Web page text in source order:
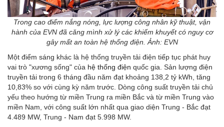
Trong cao điểm nắng nóng, lực lượng công nhân kỹ thuật, vận
hành của EVN đã căng mình xử lý các khiếm khuyết có nguy cơ
gây mất an toàn hệ thống điện. Ảnh: EVN
Một điểm sáng khác là hệ thống truyền tải điện tiếp tục phát huy
vai trò "xương sống" của hệ thống điện quốc gia. Sản lượng điện
truyền tải trong 6 tháng đầu năm đạt khoảng 138,2 tỷ kWh, tăng
10,83% so với cùng kỳ năm trước. Dòng công suất truyền tải chủ
yếu theo hướng từ miền Trung ra miền Bắc và từ miền Trung vào
miền Nam, với công suất lớn nhất qua giao diện Trung - Bắc đạt
4.489 MW, Trung - Nam đạt 5.998 MW.